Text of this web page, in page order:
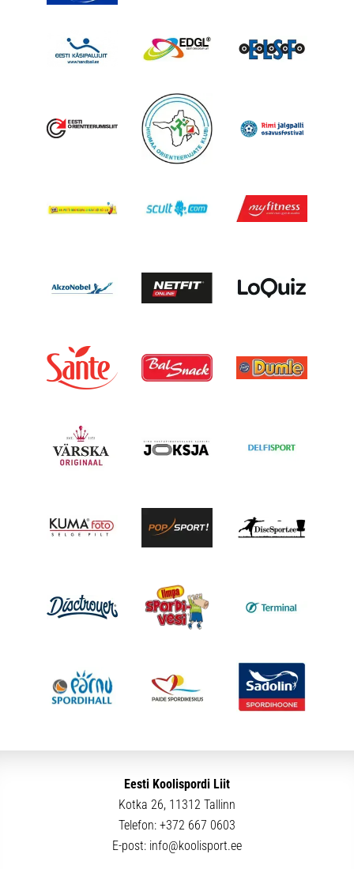
Eesti Koolispordi Liit
Kotka 26, 11312 Tallinn
Telefon: +372 667 0603
E-post: info@koolisport.ee